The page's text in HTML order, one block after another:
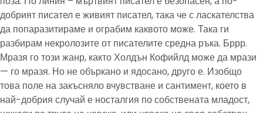
добрият писател е живият писател, така че с ласкателства
да попаразитираме и ограбим каквото може. Така ги
разбирам некролозите от писателите средна ръка. Бррр.
Мразя го този жанр, както Холдън Кофийлд може да мрази
— го мразя. Но не объркано и ядосано, друго е. Изобщо
това поле на закъсняло вчувстване и сантимент, което в
най-добрия случай е носталгия по собствената младост,